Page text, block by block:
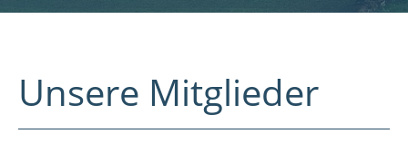
Unsere Mitglieder